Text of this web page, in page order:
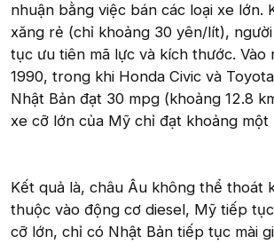
nhuận bằng việc bán các loại xe lớn.
xăng rẻ (chỉ khoảng 30 yên/lít),
tục ưu tiên mã lực và kích thước. Vào
1990, trong khi Honda Civic và
Nhật Bản đạt 30 mpg (khoảng 12.8
xe cỡ lớn của Mỹ chỉ đạt khoảng một
Kết quả là, châu Âu không thể thoát
thuộc vào động cơ diesel, Mỹ tiếp
cỡ lớn, chỉ có Nhật Bản tiếp tục mài